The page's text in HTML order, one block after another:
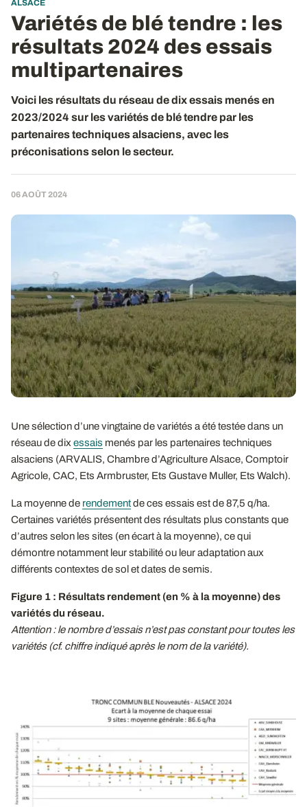
ALSACE
Variétés de blé tendre : les
résultats 2024 des essais
multipartenaires
Voici les résultats du réseau de dix essais menés en
2023/2024 sur les variétés de blé tendre par les
partenaires techniques alsaciens, avec les
préconisations selon le secteur.
06 AOÛT 2024
Une sélection d’une vingtaine de variétés a été testée dans un
réseau de dix essais menés par les partenaires techniques
alsaciens (ARVALIS, Chambre d’Agriculture Alsace, Comptoir
Agricole, CAC, Ets Armbruster, Ets Gustave Muller, Ets Walch).
La moyenne de rendementde ces essais est de 87,5 q/ha.
Certaines variétés présentent des résultats plus constants que
d’autres selon les sites (en écart à la moyenne), ce qui
démontre notamment leur stabilité ou leur adaptation aux
différents contextes de sol et dates de semis.
Figure 1 : Résultats rendement (en % à la moyenne) des
variétés du réseau.
Attention : le nombre d’essais n’est pas constant pour toutes les
variétés (cf. chiffre indiqué après le nom de la variété).